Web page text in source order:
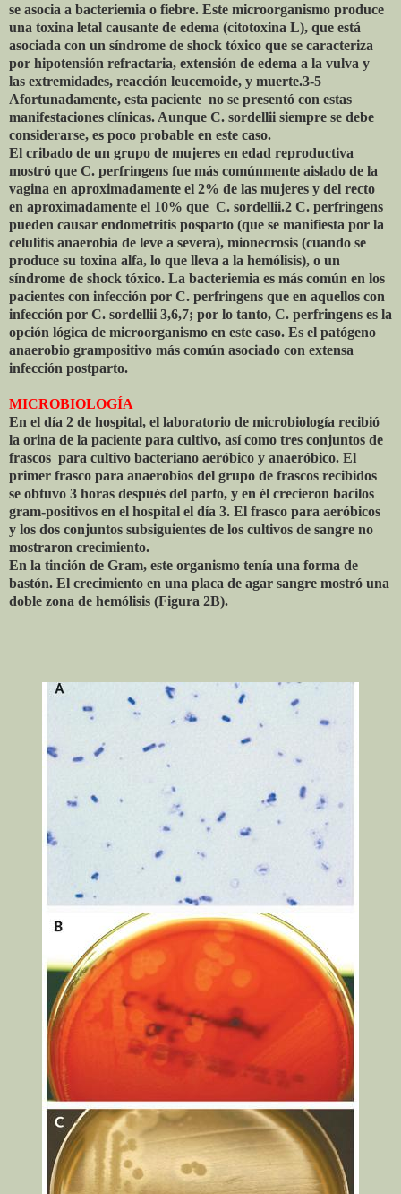
se asocia a bacteriemia o fiebre. Este microorganismo produce
una toxina letal causante de edema (citotoxina L), que está
asociada con un síndrome de shock tóxico que se caracteriza
por hipotensión refractaria, extensión de edema a la vulva y
las extremidades, reacción leucemoide, y muerte.3-5
Afortunadamente, esta paciente no se presentó con estas
manifestaciones clínicas. Aunque C. sordellii siempre se debe
considerarse, es poco probable en este caso.
El cribado de un grupo de mujeres en edad reproductiva
mostró que C. perfringens fue más comúnmente aislado de la
vagina en aproximadamente el 2% de las mujeres y del recto
en aproximadamente el 10% que C. sordellii.2 C. perfringens
pueden causar endometritis posparto (que se manifiesta por la
celulitis anaerobia de leve a severa), mionecrosis (cuando se
produce su toxina alfa, lo que lleva a la hemólisis), o un
síndrome de shock tóxico. La bacteriemia es más común en los
pacientes con infección por C. perfringens que en aquellos con
infección por C. sordellii 3,6,7; por lo tanto, C. perfringens es la
opción lógica de microorganismo en este caso. Es el patógeno
anaerobio grampositivo más común asociado con extensa
infección postparto.
MICROBIOLOGÍA
En el día 2 de hospital, el laboratorio de microbiología recibió
la orina de la paciente para cultivo, así como tres conjuntos de
frascos para cultivo bacteriano aeróbico y anaeróbico. El
primer frasco para anaerobios del grupo de frascos recibidos
se obtuvo 3 horas después del parto, y en él crecieron bacilos
gram-positivos en el hospital el día 3. El frasco para aeróbicos
y los dos conjuntos subsiguientes de los cultivos de sangre no
mostraron crecimiento.
En la tinción de Gram, este organismo tenía una forma de
bastón. El crecimiento en una placa de agar sangre mostró una
doble zona de hemólisis (Figura 2B).